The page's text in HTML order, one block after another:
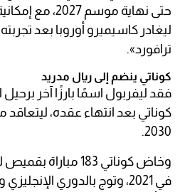
حتى نهاية موسم
ليغادر كاسيميرو أوروبا بعد
ترافورد».
كوناتي ينضم إلى ريال مدريد
فقد ليفربول اسمًا بارزًا آخر برحيل
كوناتي بعد انتهاء عقده، ليتعاقد
2030.
وخاض كوناتي 183
في 2021، وتوج بالدوري